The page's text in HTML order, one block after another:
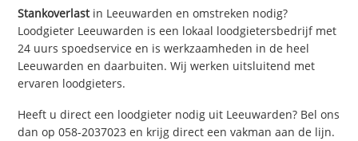
Stankoverlastin Leeuwarden en omstreken nodig?
Loodgieter Leeuwarden is een lokaal loodgietersbedrijf met
24 uurs spoedservice en is werkzaamheden in de heel
Leeuwarden en daarbuiten. Wij werken uitsluitend met
ervaren loodgieters.
Heeft u direct een loodgieter nodig uit Leeuwarden? Bel ons
dan op 058-2037023 en krijg direct een vakman aan de lijn.